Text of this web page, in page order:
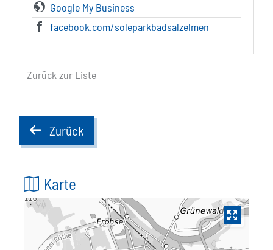
Google My Business
facebook.com/soleparkbadsalzelmen
Zurück zur Liste
backZurück
Karte